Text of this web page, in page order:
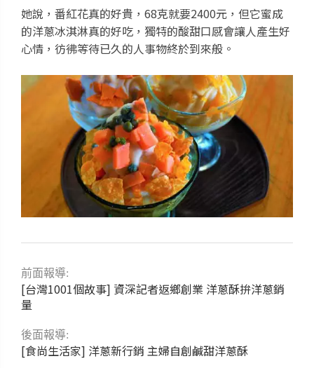
她說，番紅花真的好貴，68克就要2400元，但它蜜成
的洋蔥冰淇淋真的好吃，獨特的酸甜口感會讓人產生好
心情，彷彿等待已久的人事物終於到來般。
前面報導:
[台灣1001個故事] 資深記者返鄉創業 洋蔥酥拚洋蔥銷
量
後面報導:
[食尚生活家] 洋蔥新行銷 主婦自創鹹甜洋蔥酥